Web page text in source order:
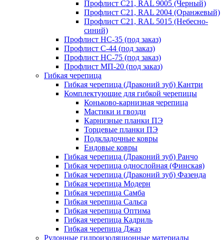
Профлист С21, RAL 9005 (Черный)
Профлист С21, RAL 2004 (Оранжевый)
Профлист С21, RAL 5015 (Небесно-
синий)
Профлист НС-35 (под заказ)
Профлист С-44 (под заказ)
Профлист НС-75 (под заказ)
Профлист МП-20 (под заказ)
Гибкая черепица
Гибкая черепица (Драконий зуб) Кантри
Комплектующие для гибкой черепицы
Коньково-карнизная черепица
Мастики и гвозди
Карнизные планки ПЭ
Торцевые планки ПЭ
Подкладочные ковры
Ендовые ковры
Гибкая черепица (Драконий зуб) Ранчо
Гибкая черепица однослойная (Финская)
Гибкая черепица (Драконий зуб) Фазенда
Гибкая черепица Модерн
Гибкая черепица Самба
Гибкая черепица Сальса
Гибкая черепица Оптима
Гибкая черепица Кадриль
Гибкая черепица Джаз
Рулонные гидроизоляционные материалы